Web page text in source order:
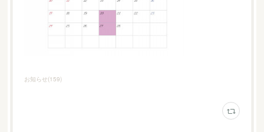
お知らせ(159)